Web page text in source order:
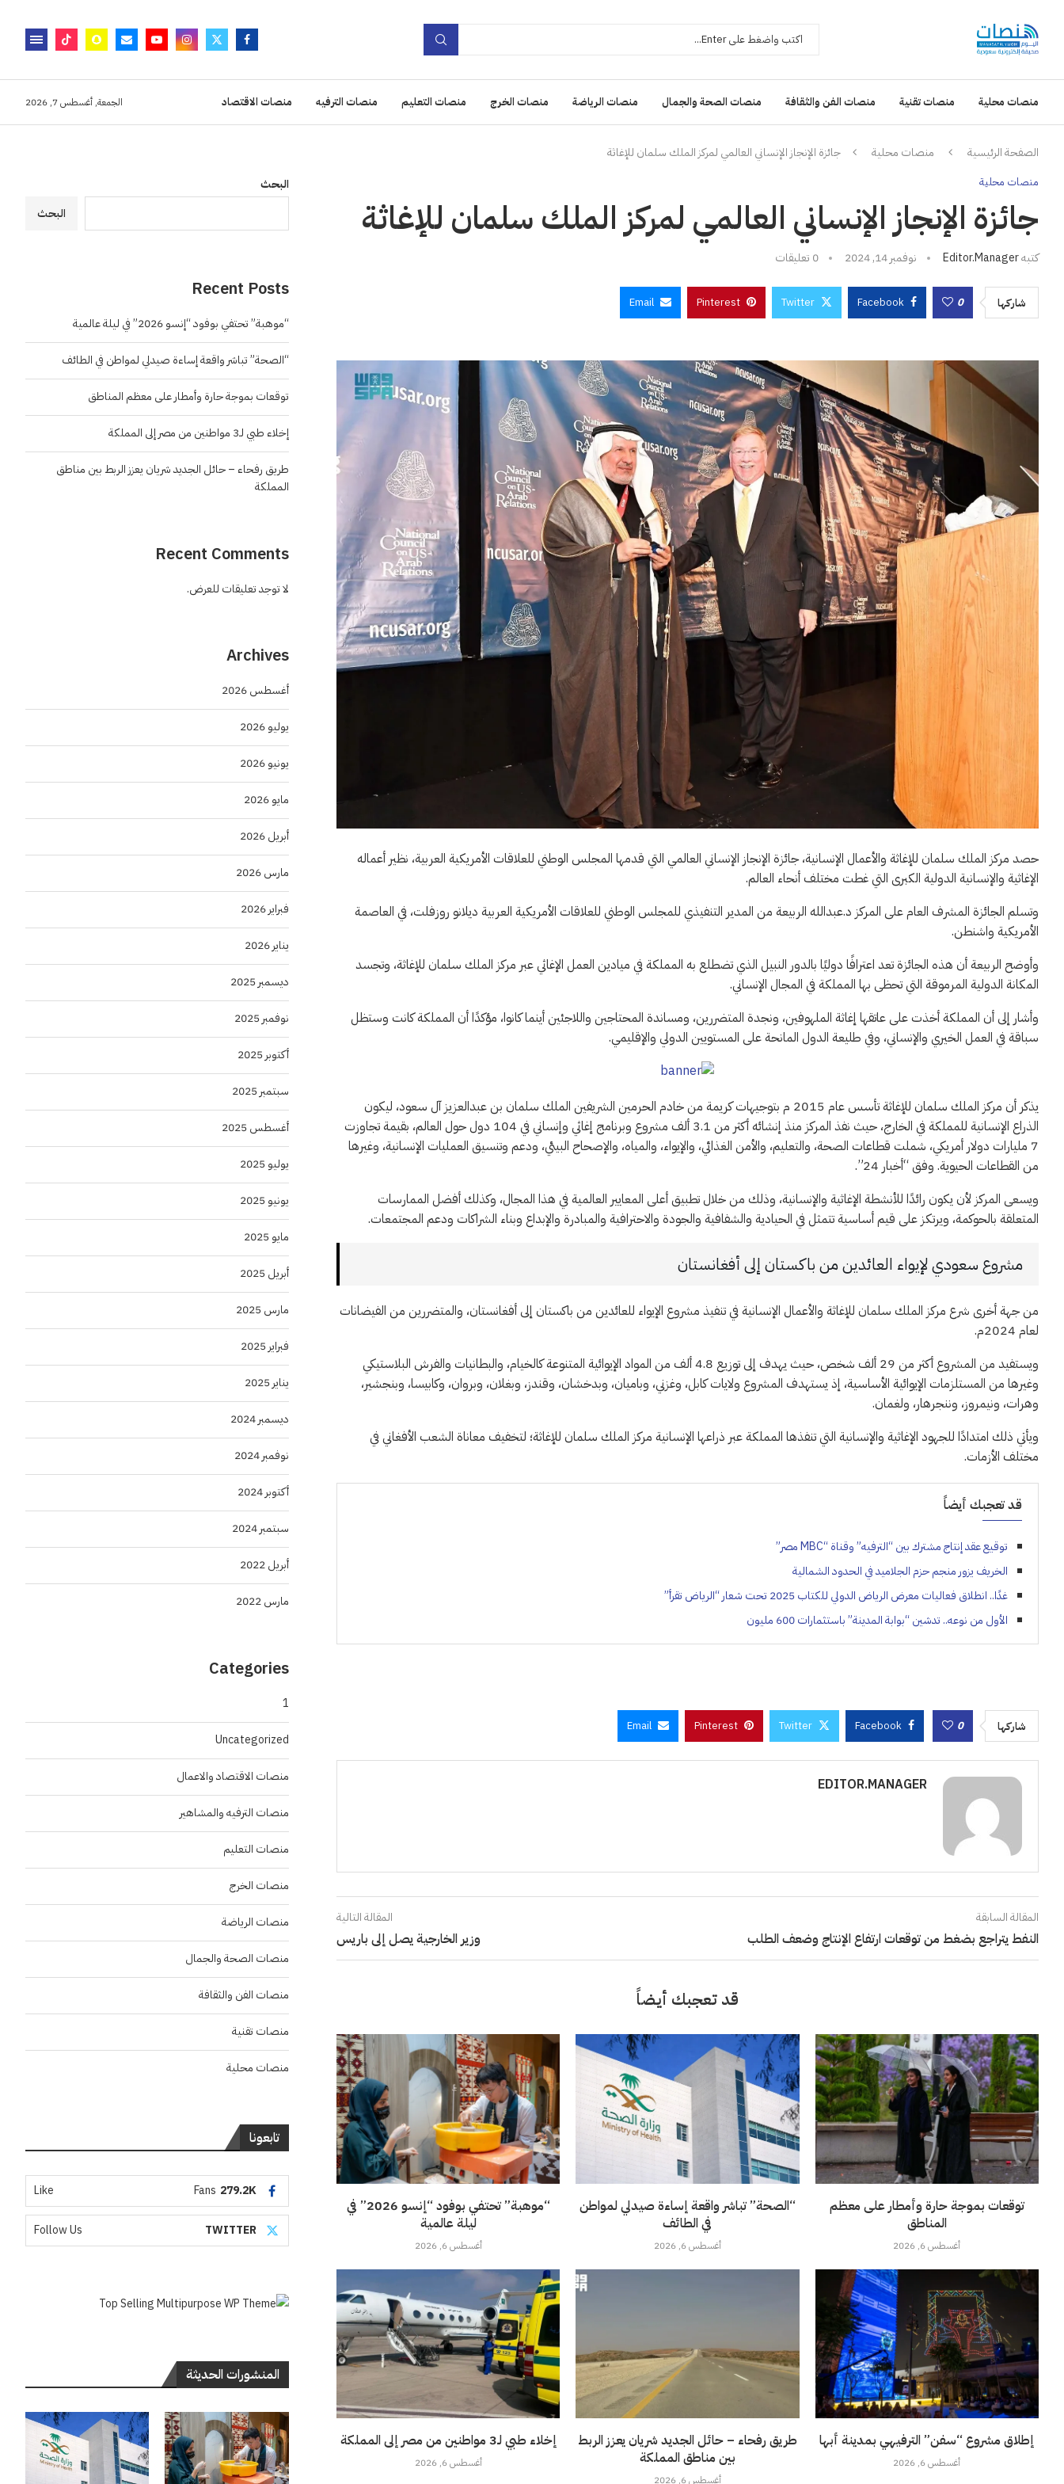
منصات محلية منصات تقنية منصات الفن والثقافة منصات الصحة والجمال منصات الرياضة منصات الخرج منصات التعليم منصات الترفيه منصات الاقتصاد الجمعة, أغسطس 7, 2026
الصفحة الرئيسية منصات محلية جائزة الإنجاز الإنساني العالمي لمركز الملك سلمان للإغاثة
منصات محلية
جائزة الإنجاز الإنساني العالمي لمركز الملك سلمان للإغاثة
كتبهEditor.manager نوفمبر 14, 2024 0 تعليقات
شاركها 0
Facebook
Twitter
Pinterest
Email
حصد مركز الملك سلمان للإغاثة والأعمال الإنسانية، جائزة الإنجاز الإنساني العالمي التي قدمها المجلس الوطني للعلاقات الأمريكية العربية، نظير أعماله
الإغاثية والإنسانية الدولية الكبرى التي غطت مختلف أنحاء العالم.
وتسلم الجائزة المشرف العام على المركز د.عبدالله الربيعة من المدير التنفيذي للمجلس الوطني للعلاقات الأمريكية العربية ديلانو روزفلت، في العاصمة
الأمريكية واشنطن.
وأوضح الربيعة أن هذه الجائزة تعد اعترافًا دوليًا بالدور النبيل الذي تضطلع به المملكة في ميادين العمل الإغاثي عبر مركز الملك سلمان للإغاثة، وتجسد
المكانة الدولية المرموقة التي تحظى بها المملكة في المجال الإنساني.
وأشار إلى أن المملكة أخذت على عاتقها إغاثة الملهوفين، ونجدة المتضررين، ومساندة المحتاجين واللاجئين أينما كانوا، مؤكدًا أن المملكة كانت وستظل
سباقة في العمل الخيري والإنساني، وفي طليعة الدول المانحة على المستويين الدولي والإقليمي.
يذكر أن مركز الملك سلمان للإغاثة تأسس عام 2015 م بتوجيهات كريمة من خادم الحرمين الشريفين الملك سلمان بن عبدالعزيز آل سعود، ليكون
الذراع الإنسانية للمملكة في الخارج، حيث نفذ المركز منذ إنشائه أكثر من 3.1 ألف مشروع وبرنامج إغاثي وإنساني في 104 دول حول العالم، بقيمة تجاوزت
7 مليارات دولار أمريكي، شملت قطاعات الصحة، والتعليم، والأمن الغذائي، والإيواء، والمياه، والإصحاح البيئي، ودعم وتنسيق العمليات الإنسانية، وغيرها
من القطاعات الحيوية. وفق “أخبار 24”.
ويسعى المركز لأن يكون رائدًا للأنشطة الإغاثية والإنسانية، وذلك من خلال تطبيق أعلى المعايير العالمية في هذا المجال، وكذلك أفضل الممارسات
المتعلقة بالحوكمة، ويرتكز على قيم أساسية تتمثل في الحيادية والشفافية والجودة والاحترافية والمبادرة والإبداع وبناء الشراكات ودعم المجتمعات.
مشروع سعودي لإيواء العائدين من باكستان إلى أفغانستان
من جهة أخرى شرع مركز الملك سلمان للإغاثة والأعمال الإنسانية في تنفيذ مشروع الإيواء للعائدين من باكستان إلى أفغانستان، والمتضررين من الفيضانات
لعام 2024م.
ويستفيد من المشروع أكثر من 29 ألف شخص، حيث يهدف إلى توزيع 4.8 ألف من المواد الإيوائية المتنوعة كالخيام، والبطانيات والفرش البلاستيكي
وغيرها من المستلزمات الإيوائية الأساسية، إذ يستهدف المشروع ولايات كابل، وغزني، وباميان، وبدخشان، وقندز، وبغلان، وبروان، وكابيسا، وبنجشير،
وهرات، ونيمروز، وننجرهار، ولغمان.
ويأتي ذلك امتدادًا للجهود الإغاثية والإنسانية التي تنفذها المملكة عبر ذراعها الإنسانية مركز الملك سلمان للإغاثة؛ لتخفيف معاناة الشعب الأفغاني في
مختلف الأزمات.
قد تعجبك أيضاً
توقيع عقد إنتاج مشترك بين “الترفيه” وقناة “MBC مصر”
الخريف يزور منجم حزم الجلاميد في الحدود الشمالية
غدًا.. انطلاق فعاليات معرض الرياض الدولي للكتاب 2025 تحت شعار “الرياض تقرأ”
الأول من نوعه.. تدشين “بوابة المدينة” باستثمارات 600 مليون
شاركها 0
Facebook
Twitter
Pinterest
Email
EDITOR.MANAGER
المقالة السابقة
النفط يتراجع بضغط من توقعات ارتفاع الإنتاج وضعف الطلب
المقالة التالية
وزير الخارجية يصل إلى باريس
قد تعجبك أيضاً
“موهبة” تحتفي بوفود “إنسو 2026” في
ليلة عالمية
أغسطس 6, 2026
“الصحة” تباشر واقعة إساءة صيدلي لمواطن
في الطائف
أغسطس 6, 2026
توقعات بموجة حارة وأمطار على معظم
المناطق
أغسطس 6, 2026
إخلاء طبي لـ3 مواطنين من مصر إلى المملكة
أغسطس 6, 2026
طريق رفحاء – حائل الجديد شريان يعزز الربط
بين مناطق المملكة
أغسطس 6, 2026
إطلاق مشروع “سفن” الترفيهي بمدينة أبها
أغسطس 6, 2026
البحث
البحث
Recent Posts
“موهبة” تحتفي بوفود “إنسو 2026” في ليلة عالمية
“الصحة” تباشر واقعة إساءة صيدلي لمواطن في الطائف
توقعات بموجة حارة وأمطار على معظم المناطق
إخلاء طبي لـ3 مواطنين من مصر إلى المملكة
طريق رفحاء – حائل الجديد شريان يعزز الربط بين مناطق
المملكة
Recent Comments
لا توجد تعليقات للعرض.
Archives
أغسطس 2026
يوليو 2026
يونيو 2026
مايو 2026
أبريل 2026
مارس 2026
فبراير 2026
يناير 2026
ديسمبر 2025
نوفمبر 2025
أكتوبر 2025
سبتمبر 2025
أغسطس 2025
يوليو 2025
يونيو 2025
مايو 2025
أبريل 2025
مارس 2025
فبراير 2025
يناير 2025
ديسمبر 2024
نوفمبر 2024
أكتوبر 2024
سبتمبر 2024
أبريل 2022
مارس 2022
Categories
1
Uncategorized
منصات الاقتصاد والاعمال
منصات الترفيه والمشاهير
منصات التعليم
منصات الخرج
منصات الرياضة
منصات الصحة والجمال
منصات الفن والثقافة
منصات تقنية
منصات محلية
تابعونا
279.2K
Fans
Like
TWITTER
Follow Us
المنشورات الحديثة